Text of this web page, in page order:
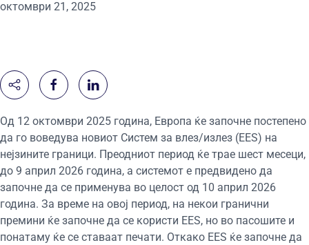
октомври 21, 2025
Од 12 октомври 2025 година, Европа ќе започне постепено
да го воведува новиот Систем за влез/излез (EES) на
нејзините граници. Преодниот период ќе трае шест месеци,
до 9 април 2026 година, а системот е предвидено да
започне да се применува во целост од 10 април 2026
година. За време на овој период, на некои гранични
премини ќе започне да се користи EES, но во пасошите и
понатаму ќе се ставаат печати. Откако EES ќе започне да